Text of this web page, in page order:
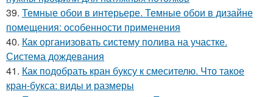
39. Темные обои в интерьере. Темные обои в дизайне
помещения: особенности применения
40. Как организовать систему полива на участке.
Система дождевания
41. Как подобрать кран буксу к смесителю. Что такое
кран-букса: виды и размеры